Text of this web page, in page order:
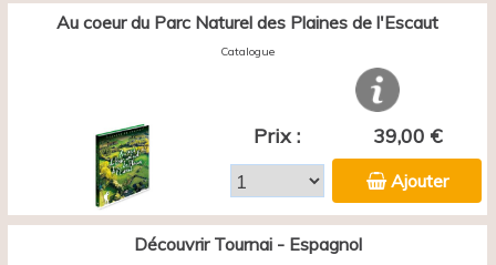
Au coeur du Parc Naturel des Plaines de l'Escaut
Catalogue
Prix : 39,00 €
Ajouter
Découvrir Tournai - Espagnol